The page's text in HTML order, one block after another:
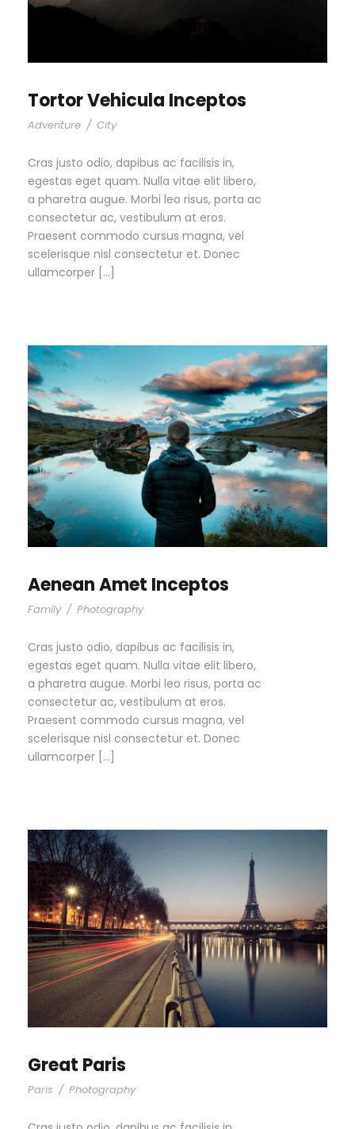
Tortor Vehicula Inceptos
Adventure / City
Cras justo odio, dapibus ac facilisis in,
egestas eget quam. Nulla vitae elit libero,
a pharetra augue. Morbi leo risus, porta ac
consectetur ac, vestibulum at eros.
Praesent commodo cursus magna, vel
scelerisque nisl consectetur et. Donec
ullamcorper […]
Aenean Amet Inceptos
Family / Photography
Cras justo odio, dapibus ac facilisis in,
egestas eget quam. Nulla vitae elit libero,
a pharetra augue. Morbi leo risus, porta ac
consectetur ac, vestibulum at eros.
Praesent commodo cursus magna, vel
scelerisque nisl consectetur et. Donec
ullamcorper […]
Great Paris
Paris / Photography